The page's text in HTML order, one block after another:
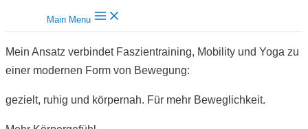
Main Menu
Mein Ansatz verbindet Faszientraining, Mobility und Yoga zu
einer modernen Form von Bewegung:
gezielt, ruhig und körpernah. Für mehr Beweglichkeit.